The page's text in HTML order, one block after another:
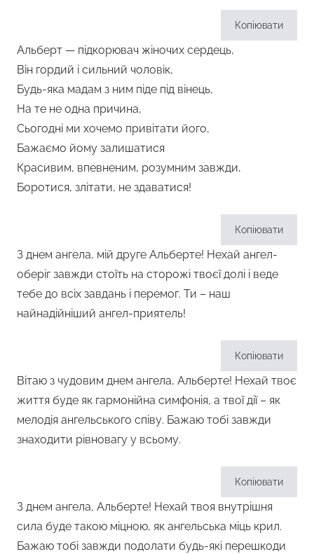
Копіювати
Альберт — підкорювач жіночих сердець,
Він гордий і сильний чоловік,
Будь-яка мадам з ним піде під вінець,
На те не одна причина,
Сьогодні ми хочемо привітати його,
Бажаємо йому залишатися
Красивим, впевненим, розумним завжди,
Боротися, злітати, не здаватися!
Копіювати
З днем ангела, мій друге Альберте! Нехай ангел-
оберіг завжди стоїть на сторожі твоєї долі і веде
тебе до всіх завдань і перемог. Ти – наш
найнадійніший ангел-приятель!
Копіювати
Вітаю з чудовим днем ангела, Альберте! Нехай твоє
життя буде як гармонійна симфонія, а твої дії – як
мелодія ангельського співу. Бажаю тобі завжди
знаходити рівновагу у всьому.
Копіювати
З днем ангела, Альберте! Нехай твоя внутрішня
сила буде такою міцною, як ангельська міць крил.
Бажаю тобі завжди подолати будь-які перешкоди